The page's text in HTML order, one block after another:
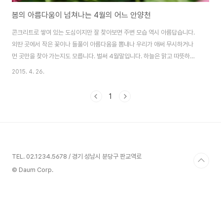
봄의 아름다움이 넘쳐나는 4월의 어느 안양천
콘크리트로 쌓여 있는 도심이지만 잘 찾아보면 주변 모습 역시 아름답습니다.
외딴 곳에서 작은 꽃이나 들풀이 아름다움을 뽐내나 우리가 애써 무시하거나
먼 곳만을 찾아 가는지도 모릅니다. 벌써 4월말입니다. 하늘은 맑고 따뜻하며
황사, 미세먼지도 거의 없는 기분 좋은 날입니다. 모처럼 주말을 맞이하여 카메
DSLR 카메라 하나 들쳐메고 그냥 길을 나섭니다. 묵직한 카메라의 무게가 어
2015. 4. 26.
1
TEL. 02.1234.5678 / 경기 성남시 분당구 판교역로
© Daum Corp.